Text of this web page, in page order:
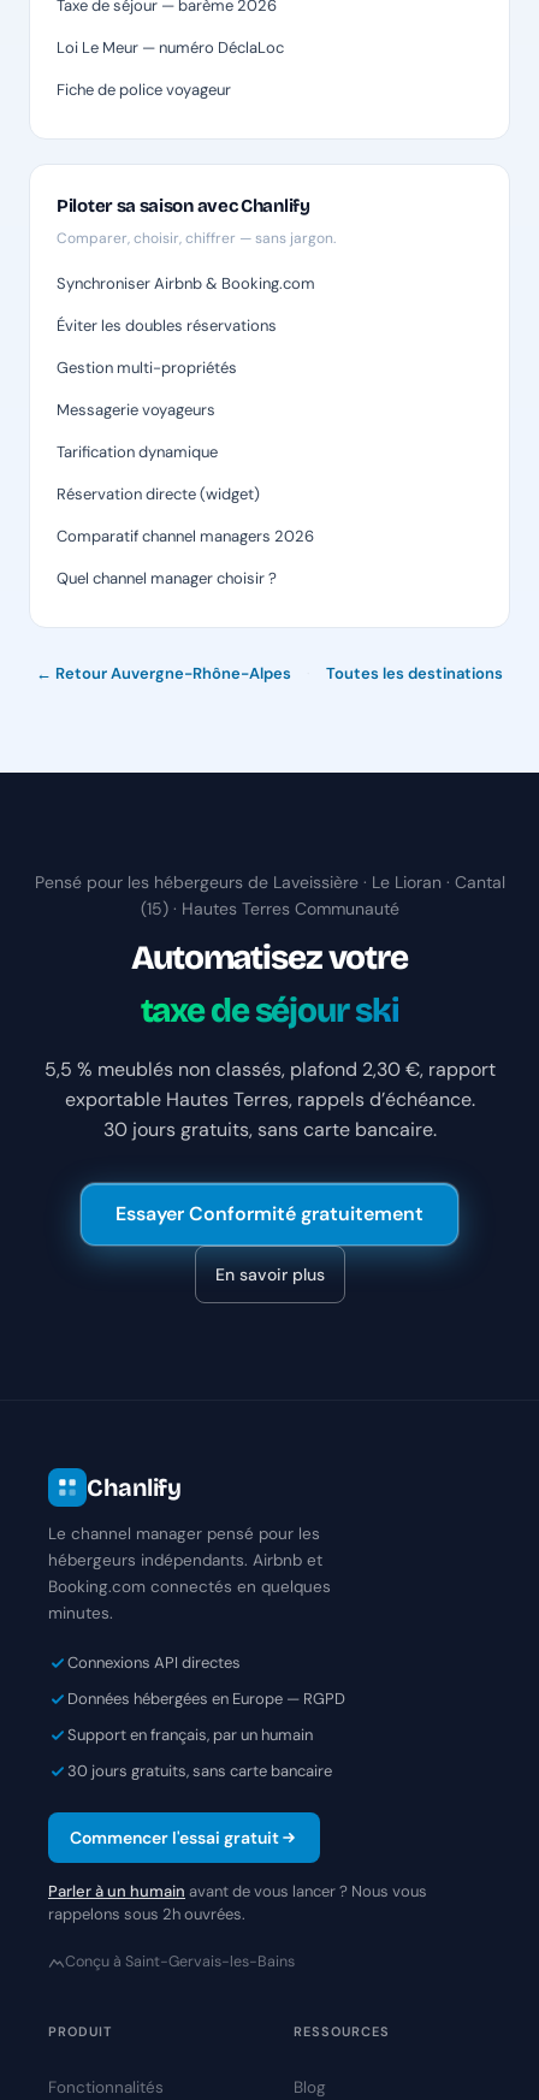
Taxe de séjour — barème 2026
Loi Le Meur — numéro DéclaLoc
Fiche de police voyageur
Piloter sa saison avec Chanlify
Comparer, choisir, chiffrer — sans jargon.
Synchroniser Airbnb & Booking.com
Éviter les doubles réservations
Gestion multi-propriétés
Messagerie voyageurs
Tarification dynamique
Réservation directe (widget)
Comparatif channel managers 2026
Quel channel manager choisir ?
← Retour Auvergne-Rhône-Alpes Toutes les destinations
Pensé pour les hébergeurs de Laveissière · Le Lioran · Cantal
(15) · Hautes Terres Communauté
Automatisez votre
taxe de séjour ski
5,5 % meublés non classés, plafond 2,30 €, rapport
exportable Hautes Terres, rappels d’échéance.
30 jours gratuits, sans carte bancaire.
Essayer Conformité gratuitement
En savoir plus
Chanlify
Le channel manager pensé pour les
hébergeurs indépendants. Airbnb et
Booking.com connectés en quelques
minutes.
Connexions API directes
Données hébergées en Europe — RGPD
Support en français, par un humain
30 jours gratuits, sans carte bancaire
Commencer l'essai gratuit
Parler à un humain avant de vous lancer ? Nous vous
rappelons sous 2h ouvrées.
Conçu à Saint-Gervais-les-Bains
PRODUIT
Fonctionnalités
RESSOURCES
Blog